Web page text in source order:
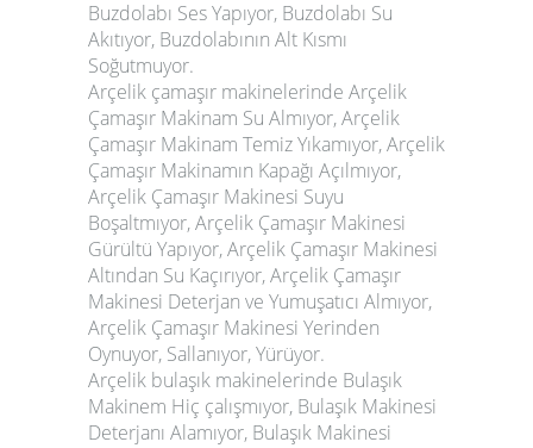
Buzdolabı Ses Yapıyor, Buzdolabı Su
Akıtıyor, Buzdolabının Alt Kısmı
Soğutmuyor.
Arçelik çamaşır makinelerinde Arçelik
Çamaşır Makinam Su Almıyor, Arçelik
Çamaşır Makinam Temiz Yıkamıyor, Arçelik
Çamaşır Makinamın Kapağı Açılmıyor,
Arçelik Çamaşır Makinesi Suyu
Boşaltmıyor, Arçelik Çamaşır Makinesi
Gürültü Yapıyor, Arçelik Çamaşır Makinesi
Altından Su Kaçırıyor, Arçelik Çamaşır
Makinesi Deterjan ve Yumuşatıcı Almıyor,
Arçelik Çamaşır Makinesi Yerinden
Oynuyor, Sallanıyor, Yürüyor.
Arçelik bulaşık makinelerinde Bulaşık
Makinem Hiç çalışmıyor, Bulaşık Makinesi
Deterjanı Alamıyor, Bulaşık Makinesi